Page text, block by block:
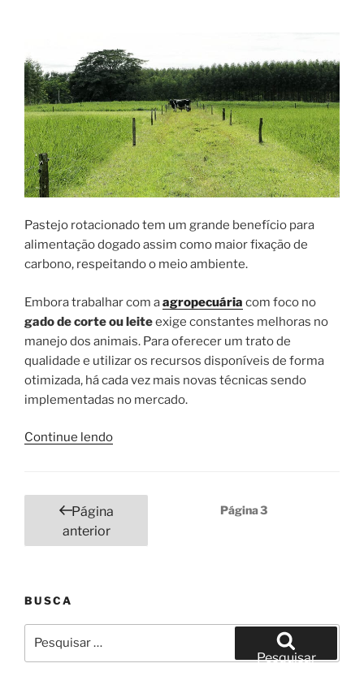
Pastejo rotacionado tem um grande benefício para
alimentação dogado assim como maior fixação de
carbono, respeitando o meio ambiente.
Embora trabalhar com aagropecuária com foco no
gado de corte ou leiteexige constantes melhoras no
manejo dos animais. Para oferecer um trato de
qualidade e utilizar os recursos disponíveis de forma
otimizada, há cada vez mais novas técnicas sendo
implementadas no mercado.
Continue lendo“O
Pastejo
Rotacionado
Paginação
posts
Página
anterior
Página3
BUSCA
por:
Pesquisar